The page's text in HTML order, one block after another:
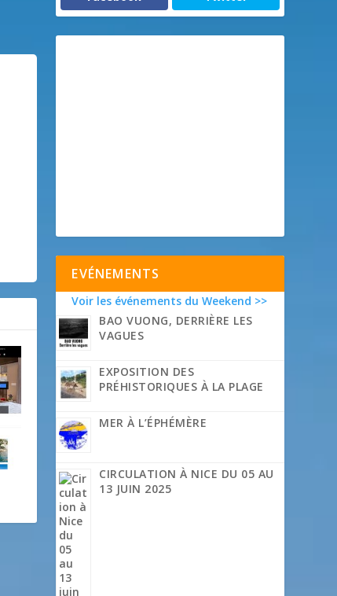
EVÉNEMENTS
Voir les événements du Weekend >>
BAO VUONG, DERRIÈRE LES
VAGUES
EXPOSITION DES
PRÉHISTORIQUES À LA PLAGE
MER À L’ÉPHÉMÈRE
CIRCULATION À NICE DU 05 AU
13 JUIN 2025